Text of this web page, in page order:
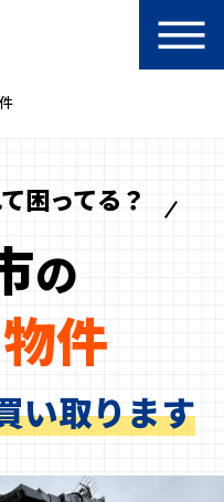
困ってる？
の
件
い取ります